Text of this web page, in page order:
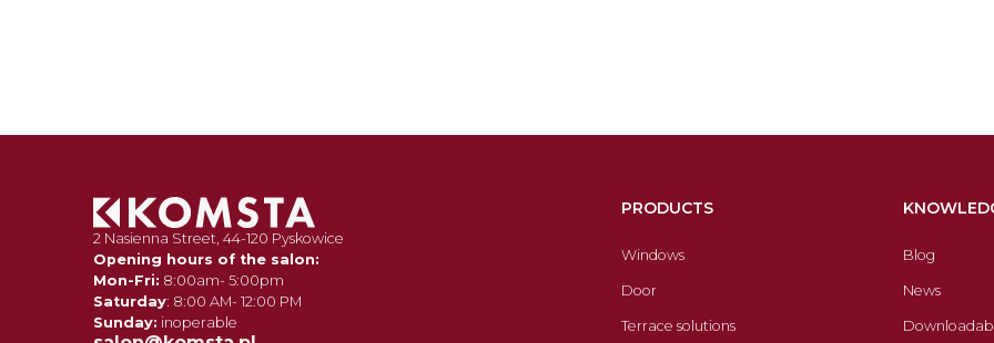
2 Nasienna Street, 44-120 Pyskowice
Opening hours of the salon:
Mon-Fri: 8:00am- 5:00pm
Saturday: 8:00 AM- 12:00 PM
Sunday: inoperable
PRODUCTS
Windows
Door
Terrace solutions
Blog
News